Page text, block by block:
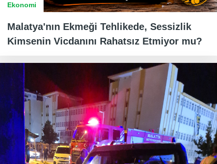
Ekonomi
Malatya'nın Ekmeği Tehlikede, Sessizlik
Kimsenin Vicdanını Rahatsız Etmiyor mu?